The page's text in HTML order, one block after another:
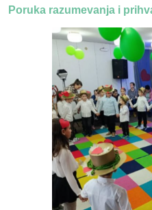
Poruka razumevanja i